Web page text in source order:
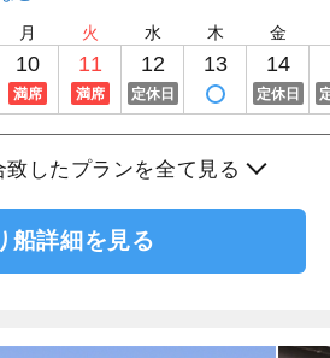
月
10
満席
火
11
満席
水
12
定休日
木
13
金
14
定休日
致したプランを全て見る
船詳細を見る